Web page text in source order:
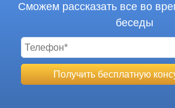
Сможем рассказать все во
беседы